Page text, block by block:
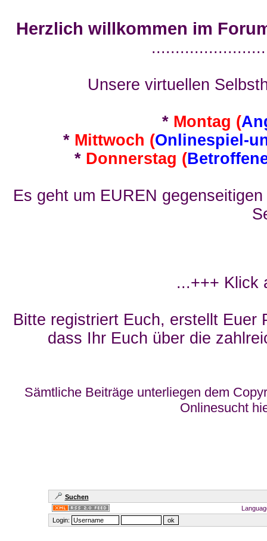
Herzlich willkommen im
Unsere virtuellen
* Montag (
* Mittwoch (Onlinespiel-
* Donnerstag (
Es geht um EUREN
...+++ Klick
Bitte registriert Euch, erstellt Euer
dass Ihr Euch über die
Sämtliche Beiträge unterliegen dem
Onlinesucht
Suchen
Login: